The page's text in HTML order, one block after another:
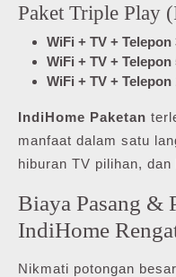
Paket Triple Play
WiFi + TV + Telepon
WiFi + TV + Telepon
WiFi + TV + Telepon
IndiHome Paketan
manfaat dalam satu
hiburan TV pilihan,
Biaya Pasang &
IndiHome
Nikmati potongan